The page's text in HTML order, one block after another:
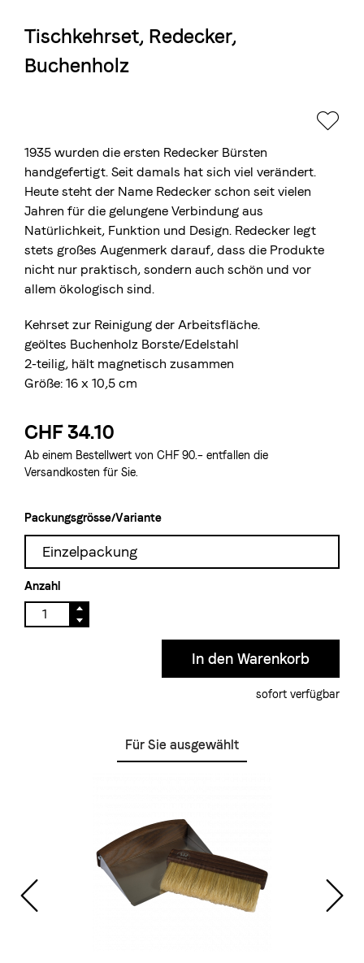
Die Berner Rösterei
Blasercafé
© 2026 Blasercafé AG
Tischkehrset, Redecker,
Buchenholz
1935 wurden die ersten Redecker Bürsten
handgefertigt. Seit damals hat sich viel verändert.
Heute steht der Name Redecker schon seit vielen
Jahren für die gelungene Verbindung aus
Natürlichkeit, Funktion und Design. Redecker legt
stets großes Augenmerk darauf, dass die Produkte
nicht nur praktisch, sondern auch schön und vor
allem ökologisch sind.
Kehrset zur Reinigung der Arbeitsfläche.
geöltes Buchenholz Borste/Edelstahl
2-teilig, hält magnetisch zusammen
Größe: 16 x 10,5 cm
CHF 34.10
Ab einem Bestellwert von CHF 90.– entfallen die
Versandkosten für Sie.
Packungsgrösse/Variante
Einzelpackung
Anzahl
sofort verfügbar
Für Sie ausgewählt